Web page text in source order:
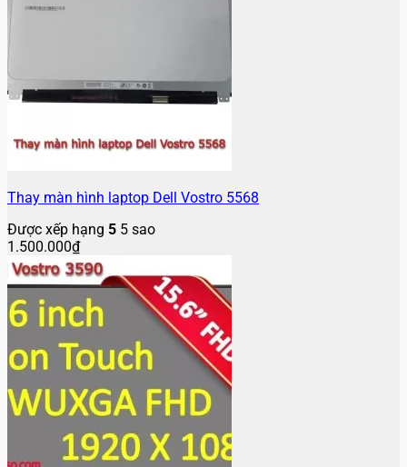
Thay màn hình laptop Dell Vostro 5568
Được xếp hạng 5 5 sao
1.500.000₫